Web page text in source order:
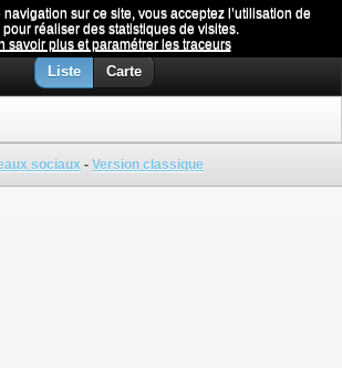
navigation sur ce site, vous acceptez l’utilisation de
réaliser des statistiques de visites.
savoir plus et paramétrer les traceurs
Protection solaire Menu
Liste Carte
sociaux - Version classique